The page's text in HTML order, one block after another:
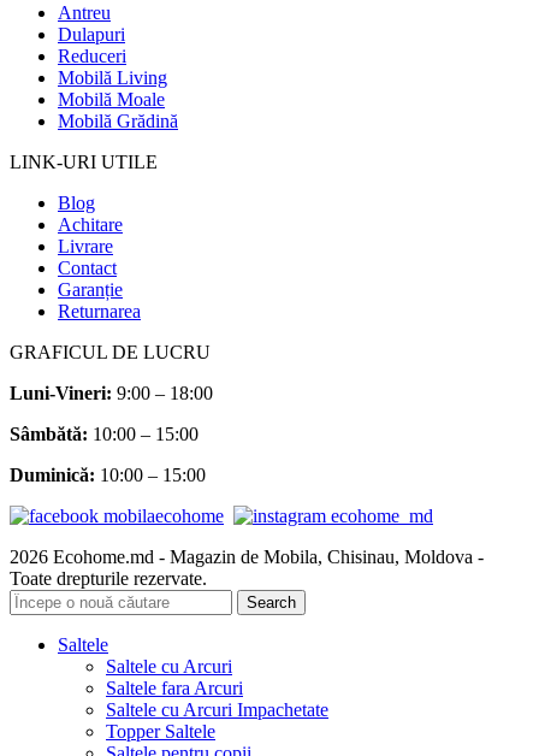
Antreu
Dulapuri
Reduceri
Mobilă Living
Mobilă Moale
Mobilă Grădină
LINK-URI UTILE
Blog
Achitare
Livrare
Contact
Garanție
Returnarea
GRAFICUL DE LUCRU
Luni-Vineri: 9:00 – 18:00
Sâmbătă: 10:00 – 15:00
Duminică: 10:00 – 15:00
2026 Ecohome.md - Magazin de Mobila, Chisinau, Moldova -
Toate drepturile rezervate.
Search
Saltele
Saltele cu Arcuri
Saltele fara Arcuri
Saltele cu Arcuri Impachetate
Topper Saltele